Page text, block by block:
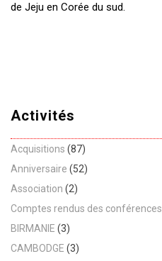
de Jeju en Corée du sud.
Activités
Acquisitions (87)
Anniversaire (52)
Association (2)
Comptes rendus des conférences
BIRMANIE (3)
CAMBODGE (3)